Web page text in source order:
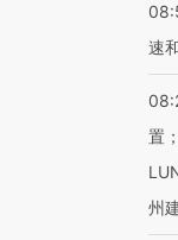
速
置
州